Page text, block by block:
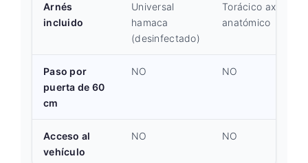
Arnés
incluido
Universal
hamaca
(desinfectado)
Torácico axial
anatómico
Paso por
puerta de 60
cm
NO NO
Acceso al
vehículo
NO NO